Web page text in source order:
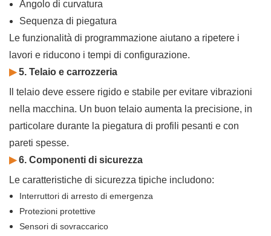
Angolo di curvatura
Sequenza di piegatura
Le funzionalità di programmazione aiutano a ripetere i
lavori e riducono i tempi di configurazione.
▶5. Telaio e carrozzeria
Il telaio deve essere rigido e stabile per evitare vibrazioni
nella macchina. Un buon telaio aumenta la precisione, in
particolare durante la piegatura di profili pesanti e con
pareti spesse.
▶6. Componenti di sicurezza
Le caratteristiche di sicurezza tipiche includono:
Interruttori di arresto di emergenza
Protezioni protettive
Sensori di sovraccarico